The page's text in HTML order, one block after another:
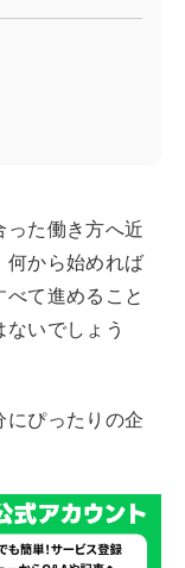
った働き方へ近
何から始めれば
て進めること
いでしょう
にぴったりの企